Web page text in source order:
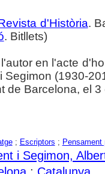
d'Història.
. Bitllets)
en l'acte
Segimon (1930-
de Barcelona, el
; Escriptors ; Pensament
i Segimon,